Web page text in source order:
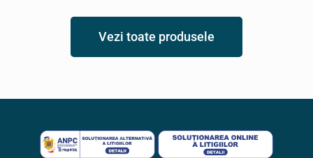
Vezi toate produsele